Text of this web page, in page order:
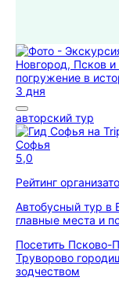
3 дня
авторский тур
Софья
5,0
Рейтинг
Автобусный тур в
главные места и
Посетить Псково-
Труворово
зодчеством